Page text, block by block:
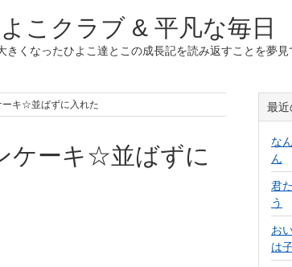
こクラブ & 平凡な毎日
くなったひよこ達とこの成長記を読み返すことを夢
ーキ☆並ばずに入れた
ケーキ☆並ばずに
最近
な
ん
君
う
お
は